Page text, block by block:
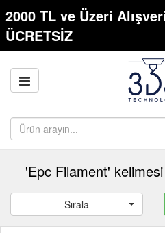
2000 TL ve Üzeri
ÜCRETSİZ
'Epc Filament'
Sırala